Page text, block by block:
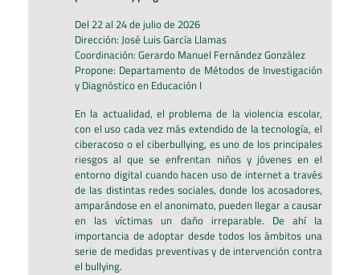
Del 22 al 24 de julio de 2026
Dirección: José Luis García Llamas
Coordinación: Gerardo Manuel Fernández González
Propone: Departamento de Métodos de Investigación
y Diagnóstico en Educación I
En la actualidad, el problema de la violencia escolar,
con el uso cada vez más extendido de la tecnología, el
ciberacoso o el ciberbullying, es uno de los principales
riesgos al que se enfrentan niños y jóvenes en el
entorno digital cuando hacen uso de internet a través
de las distintas redes sociales, donde los acosadores,
amparándose en el anonimato, pueden llegar a causar
en las víctimas un daño irreparable. De ahí la
importancia de adoptar desde todos los ámbitos una
serie de medidas preventivas y de intervención contra
el bullying.